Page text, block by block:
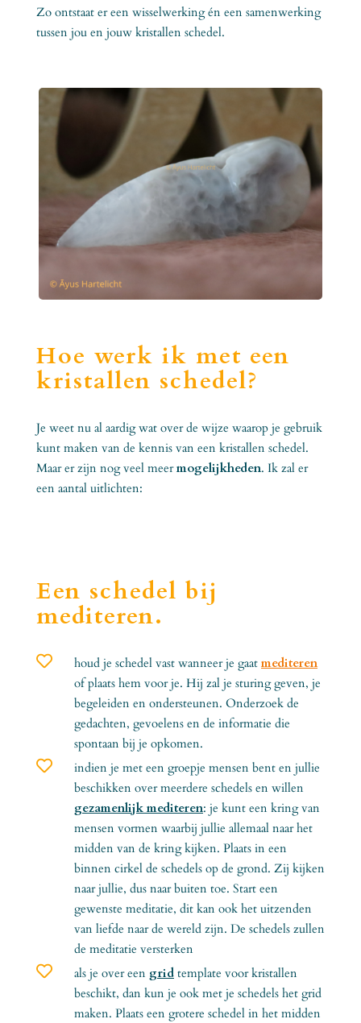
Zo ontstaat er een wisselwerking én een samenwerking
tussen jou en jouw kristallen schedel.
Hoe werk ik met een
kristallen schedel?
Je weet nu al aardig wat over de wijze waarop je gebruik
kunt maken van de kennis van een kristallen schedel.
Maar er zijn nog veel meermogelijkheden. Ik zal er
een aantal uitlichten:
Een schedel bij
mediteren.
 houd je schedel vast wanneer je gaat mediteren
of plaats hem voor je. Hij zal je sturing geven, je
begeleiden en ondersteunen. Onderzoek de
gedachten, gevoelens en de informatie die
spontaan bij je opkomen.

indien je met een groepje mensen bent en jullie
beschikken over meerdere schedels en willen
gezamenlijk mediteren: je kunt een kring van
mensen vormen waarbij jullie allemaal naar het
midden van de kring kijken. Plaats in een
binnen cirkel de schedels op de grond. Zij kijken
naar jullie, dus naar buiten toe. Start een
gewenste meditatie, dit kan ook het uitzenden
van liefde naar de wereld zijn. De schedels zullen
de meditatie versterken
 als je over een gridtemplate voor kristallen
beschikt, dan kun je ook met je schedels het grid
maken. Plaats een grotere schedel in het midden